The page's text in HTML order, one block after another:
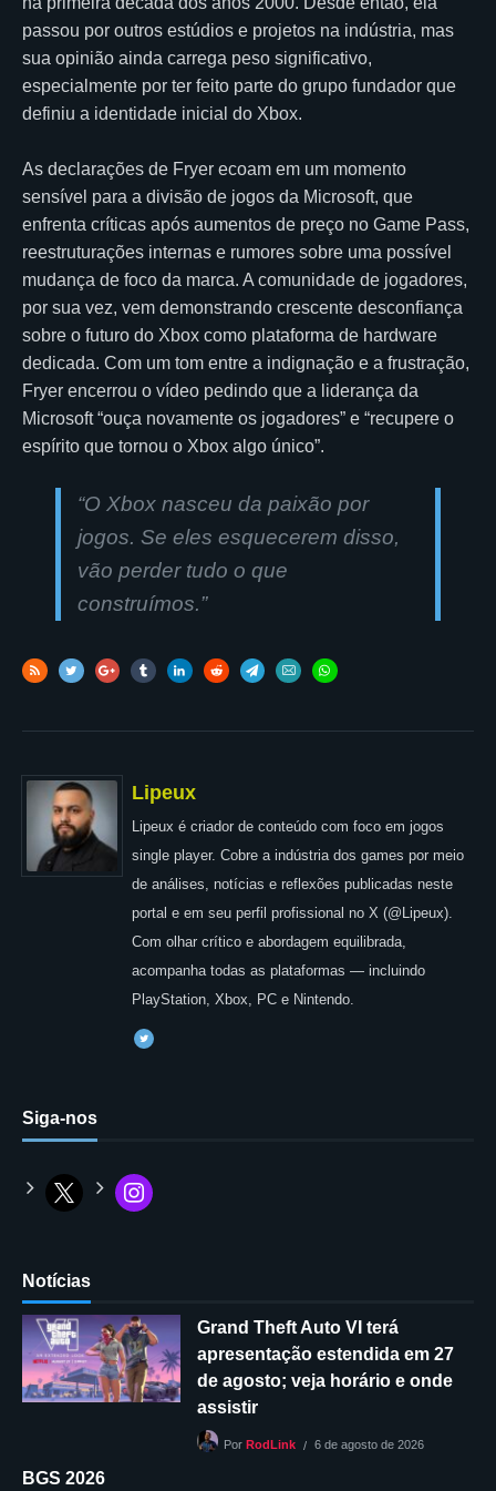
passou por outros estúdios e projetos na indústria, mas
sua opinião ainda carrega peso significativo,
especialmente por ter feito parte do grupo fundador que
definiu a identidade inicial do Xbox.
As declarações de Fryer ecoam em um momento
sensível para a divisão de jogos da Microsoft, que
enfrenta críticas após aumentos de preço no Game Pass,
reestruturações internas e rumores sobre uma possível
mudança de foco da marca. A comunidade de jogadores,
por sua vez, vem demonstrando crescente desconfiança
sobre o futuro do Xbox como plataforma de hardware
dedicada. Com um tom entre a indignação e a frustração,
Fryer encerrou o vídeo pedindo que a liderança da
Microsoft “ouça novamente os jogadores” e “recupere o
espírito que tornou o Xbox algo único”.
“O Xbox nasceu da paixão por
jogos. Se eles esquecerem disso,
vão perder tudo o que
construímos.”
Lipeux
Lipeux é criador de conteúdo com foco em jogos
single player. Cobre a indústria dos games por meio
de análises, notícias e reflexões publicadas neste
portal e em seu perfil profissional no X (@Lipeux).
Com olhar crítico e abordagem equilibrada,
acompanha todas as plataformas — incluindo
PlayStation, Xbox, PC e Nintendo.
Siga-nos
Notícias
Grand Theft Auto VI terá
apresentação estendida em 27
de agosto; veja horário e onde
assistir
Por RodLink 6 de agosto de 2026
BGS 2026